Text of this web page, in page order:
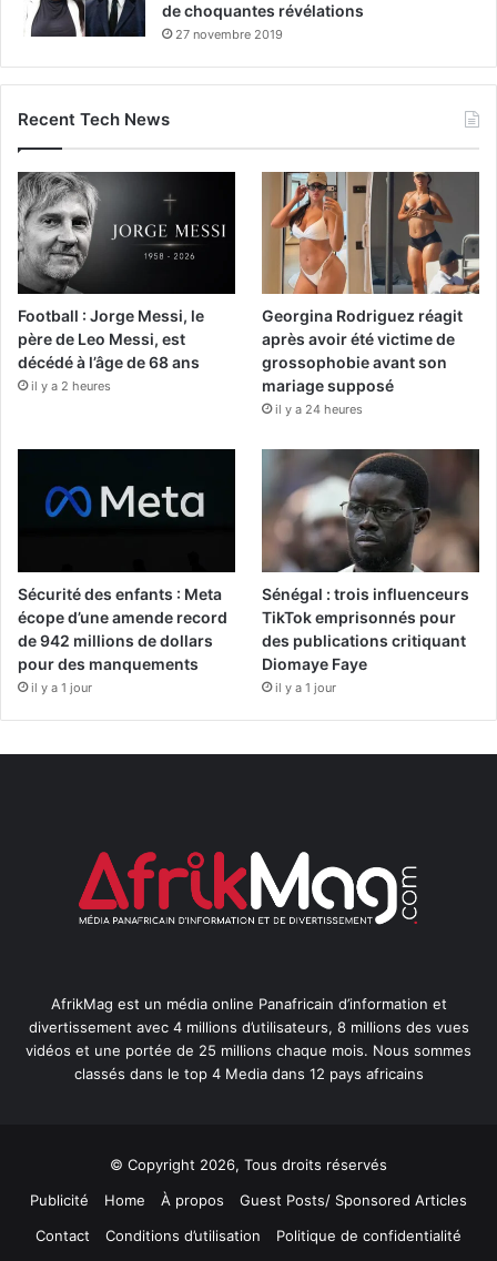
de choquantes révélations
27 novembre 2019
Recent Tech News
Football : Jorge Messi, le
père de Leo Messi, est
décédé à l’âge de 68 ans
il y a 2 heures
Georgina Rodriguez réagit
après avoir été victime de
grossophobie avant son
mariage supposé
il y a 24 heures
Sécurité des enfants : Meta
écope d’une amende record
de 942 millions de dollars
pour des manquements
il y a 1 jour
Sénégal : trois influenceurs
TikTok emprisonnés pour
des publications critiquant
Diomaye Faye
il y a 1 jour
AfrikMag est un média online Panafricain d’information et
divertissement avec 4 millions d’utilisateurs, 8 millions des vues
vidéos et une portée de 25 millions chaque mois. Nous sommes
classés dans le top 4 Media dans 12 pays africains
© Copyright 2026, Tous droits réservés
Publicité
Home À propos
Guest Posts/ Sponsored Articles
Contact
Conditions d’utilisation Politique de confidentialité